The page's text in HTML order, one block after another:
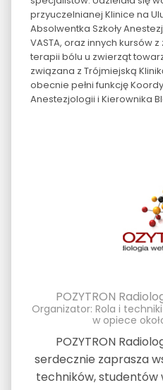
przyuczelnianej Klinice na
Absolwentka Szkoły
VASTA, oraz innych kursów
terapii bólu u zwierząt
związana z Trójmiejską
obecnie pełni funkcję
Anestezjologii i Kierownika
POZYTRON
Organizator: Rola i
w opiece
POZYTRON
serdecznie zaprasza
techników, studentów